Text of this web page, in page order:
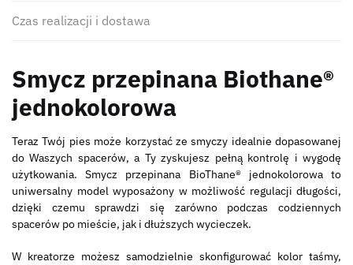
Czas realizacji i dostawa
Smycz przepinana Biothane®
jednokolorowa
Teraz Twój pies może korzystać ze smyczy idealnie dopasowanej
do Waszych spacerów, a Ty zyskujesz pełną kontrolę i wygodę
użytkowania. Smycz przepinana BioThane® jednokolorowa to
uniwersalny model wyposażony w możliwość regulacji długości,
dzięki czemu sprawdzi się zarówno podczas codziennych
spacerów po mieście, jak i dłuższych wycieczek.
W kreatorze możesz samodzielnie skonfigurować kolor taśmy,